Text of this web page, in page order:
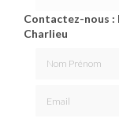
Contactez-nous :
Charlieu